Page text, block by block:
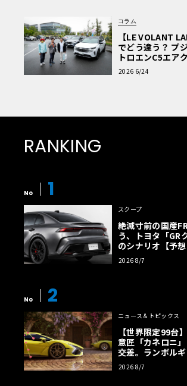
コラム
【LE VOLANT
でどう違う？ プ
トロエンC5エア
読者一気乗りレポ
2026 6/24
RANKING
No 1
スクープ
絶滅寸前の国産
う、トヨタ「GR
のシナリオ【予想
2026 8/7
No 2
ニュース＆トピックス
【世界限定99台
意匠「カネロニ
交差。ランボル
ルトに60周年記念
2026 8/7